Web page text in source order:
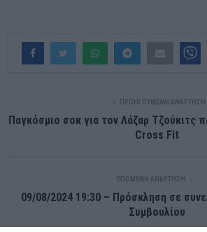
ΠΡΟΗΓΟΎΜΕΝΗ ΑΝΆΡΤΗΣΗ
Παγκόσμιο σοκ για τον Λάζαρ Τζούκιτς
Cross Fit
ΕΠΌΜΕΝΗ ΑΝΆΡΤΗΣΗ
09/08/2024 19:30 – Πρόσκληση σε
Συμβουλίου